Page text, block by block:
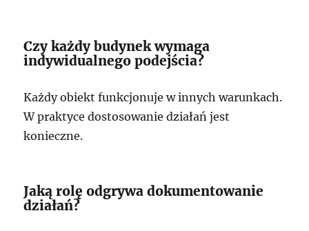
Czy każdy budynek wymaga
indywidualnego podejścia?
Każdy obiekt funkcjonuje w innych warunkach.
W praktyce dostosowanie działań jest
konieczne.
Jaką rolę odgrywa dokumentowanie
działań?